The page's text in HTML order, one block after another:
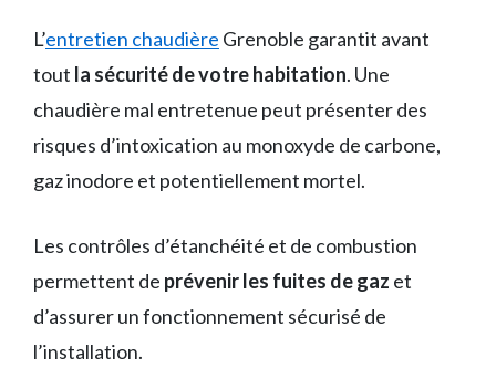
L’entretien chaudière Grenoble garantit avant
tout la sécurité de votre habitation. Une
chaudière mal entretenue peut présenter des
risques d’intoxication au monoxyde de carbone,
gaz inodore et potentiellement mortel.
Les contrôles d’étanchéité et de combustion
permettent de prévenir les fuites de gaz et
d’assurer un fonctionnement sécurisé de
l’installation.